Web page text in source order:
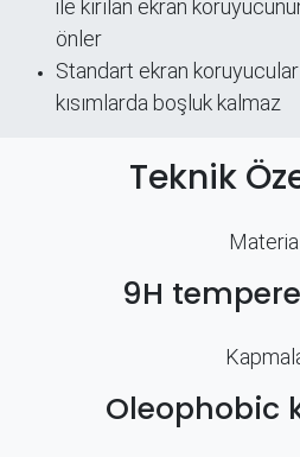
ile kırılan ekran
önler
Standart ekran
kısımlarda boşluk kalmaz
Teknik
Material
9H
Oleophobic